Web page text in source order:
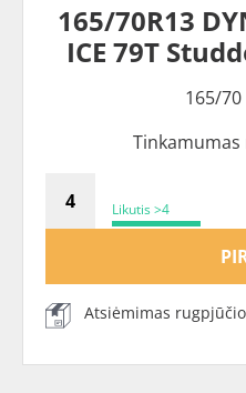
165/70R13
ICE 79T
165/70
Likutis >4
Atsiėmimas